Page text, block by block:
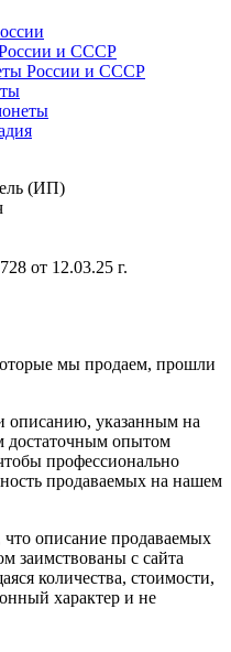
и СССР
России и СССР
(ИП)
от 12.03.25 г.
мы продаем, прошли
описанию, указанным на
достаточным опытом
профессионально
продаваемых на нашем
описание продаваемых
заимствованы с сайта
количества, стоимости,
характер и не